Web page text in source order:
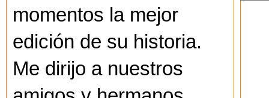
momentos la mejor
edición de su historia.
Me dirijo a nuestros